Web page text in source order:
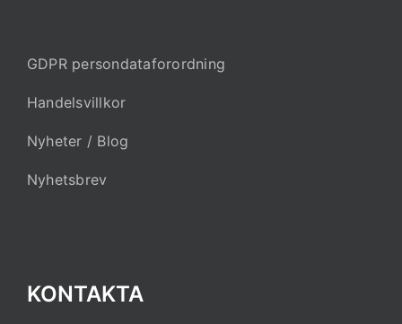
GDPR persondataforordning
Handelsvillkor
Nyheter / Blog
Nyhetsbrev
KONTAKTA